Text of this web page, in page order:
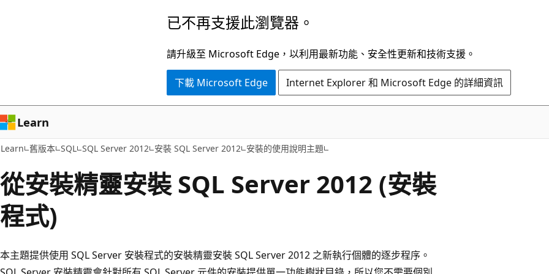
容
已不再支援此瀏覽器。
請升級至 Microsoft Edge，以利用最新功能、安全性更新和技術支援。
下載 Microsoft Edge Internet Explorer 和 Microsoft Edge 的詳細資訊
Learn
Learn 舊版本 SQL SQL Server 2012 安裝 SQL Server 2012 安裝的使用說明主題
從安裝精靈安裝 SQL Server 2012 (安裝
程式)
本主題提供使用 SQL Server 安裝程式的安裝精靈安裝 SQL Server 2012 之新執行個體的逐步程序。